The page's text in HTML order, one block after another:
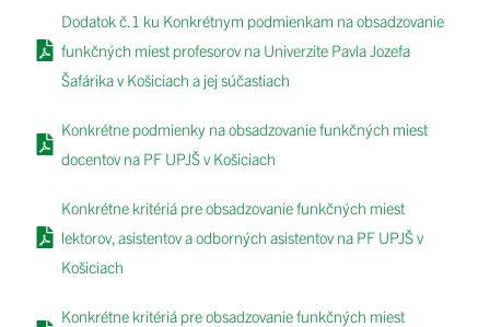
Dodatok č.1 ku Konkrétnym podmienkam na obsadzovanie
funkčných miest profesorov na Univerzite Pavla Jozefa
Šafárika v Košiciach a jej súčastiach
Konkrétne podmienky na obsadzovanie funkčných miest
docentov na PF UPJŠ v Košiciach
Konkrétne kritériá pre obsadzovanie funkčných miest
lektorov, asistentov a odborných asistentov na PF UPJŠ v
Košiciach
Konkrétne kritériá pre obsadzovanie funkčných miest